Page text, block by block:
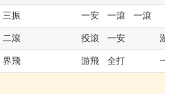
三振 一安 一滾 一滾
二滾 投滾 一安 游
界飛 游飛 全打 一